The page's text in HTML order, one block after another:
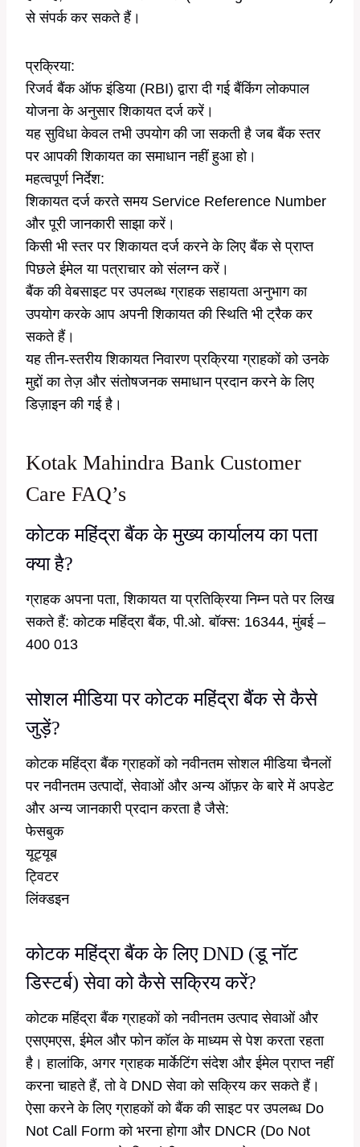
से संपर्क कर सकते हैं।
प्रक्रिया:
रिजर्व बैंक ऑफ इंडिया (RBI) द्वारा दी गई बैंकिंग लोकपाल
योजना के अनुसार शिकायत दर्ज करें।
यह सुविधा केवल तभी उपयोग की जा सकती है जब बैंक स्तर
पर आपकी शिकायत का समाधान नहीं हुआ हो।
महत्वपूर्ण निर्देश:
शिकायत दर्ज करते समय Service Reference Number
और पूरी जानकारी साझा करें।
किसी भी स्तर पर शिकायत दर्ज करने के लिए बैंक से प्राप्त
पिछले ईमेल या पत्राचार को संलग्न करें।
बैंक की वेबसाइट पर उपलब्ध ग्राहक सहायता अनुभाग का
उपयोग करके आप अपनी शिकायत की स्थिति भी ट्रैक कर
सकते हैं।
यह तीन-स्तरीय शिकायत निवारण प्रक्रिया ग्राहकों को उनके
मुद्दों का तेज़ और संतोषजनक समाधान प्रदान करने के लिए
डिज़ाइन की गई है।
Kotak Mahindra Bank Customer
Care FAQ’s
कोटक महिंद्रा बैंक के मुख्य कार्यालय का पता
क्या है?
ग्राहक अपना पता, शिकायत या प्रतिक्रिया निम्न पते पर लिख
सकते हैं: कोटक महिंद्रा बैंक, पी.ओ. बॉक्स: 16344, मुंबई –
400 013
सोशल मीडिया पर कोटक महिंद्रा बैंक से कैसे
जुड़ें?
कोटक महिंद्रा बैंक ग्राहकों को नवीनतम सोशल मीडिया चैनलों
पर नवीनतम उत्पादों, सेवाओं और अन्य ऑफ़र के बारे में अपडेट
और अन्य जानकारी प्रदान करता है जैसे:
फेसबुक
यूट्यूब
ट्विटर
लिंक्डइन
कोटक महिंद्रा बैंक के लिए DND (डू नॉट
डिस्टर्ब) सेवा को कैसे सक्रिय करें?
कोटक महिंद्रा बैंक ग्राहकों को नवीनतम उत्पाद सेवाओं और
एसएमएस, ईमेल और फोन कॉल के माध्यम से पेश करता रहता
है। हालांकि, अगर ग्राहक मार्केटिंग संदेश और ईमेल प्राप्त नहीं
करना चाहते हैं, तो वे DND सेवा को सक्रिय कर सकते हैं।
ऐसा करने के लिए ग्राहकों को बैंक की साइट पर उपलब्ध Do
Not Call Form को भरना होगा और DNCR (Do Not